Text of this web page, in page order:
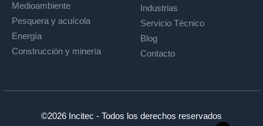
Medioambiente
Pesquera y acuícola
Energía
Construcción y minería
Industrias
Servicio Técnico
Blog
Contacto
©2026 Incitec - Todos los derechos reservados